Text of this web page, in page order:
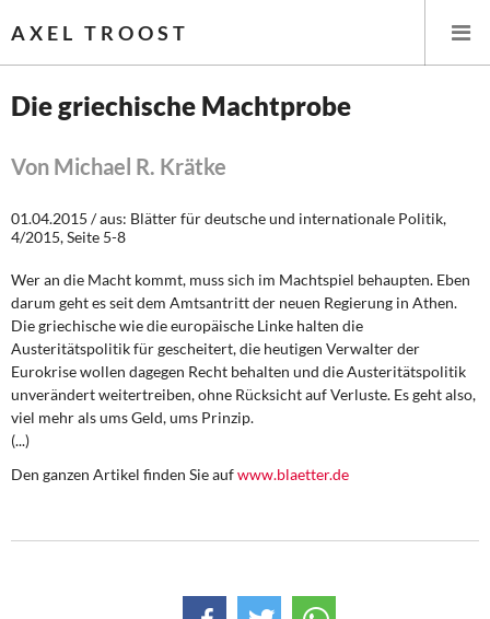
AXEL TROOST
Wirtschaftspolitik
Steuer- und Finanzpolitik
Öffentliche Infrastruktur und Daseinsvorsorge
Die griechische Machtprobe
Von Michael R. Krätke
01.04.2015 / aus: Blätter für deutsche und internationale Politik,
4/2015, Seite 5-8
Wer an die Macht kommt, muss sich im Machtspiel behaupten. Eben
darum geht es seit dem Amtsantritt der neuen Regierung in Athen.
Die griechische wie die europäische Linke halten die
Austeritätspolitik für gescheitert, die heutigen Verwalter der
Eurokrise wollen dagegen Recht behalten und die Austeritätspolitik
unverändert weitertreiben, ohne Rücksicht auf Verluste. Es geht also,
viel mehr als ums Geld, ums Prinzip.
(...)
Den ganzen Artikel finden Sie aufwww.blaetter.de